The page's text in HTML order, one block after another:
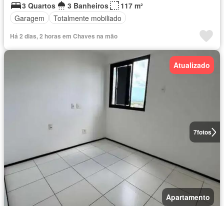
3 Quartos
3 Banheiros
117 m²
Garagem
Totalmente mobiliado
Há 2 dias, 2 horas em Chaves na mão
7fotos
Atualizado
Apartamento